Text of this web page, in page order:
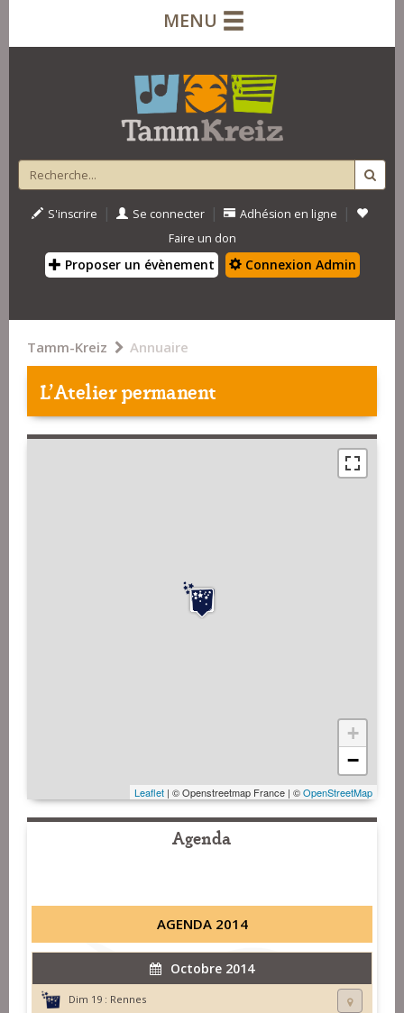
MENU
S'inscrire | Se connecter | Adhésion en ligne |
Faire un don
Proposer un évènement Connexion Admin
Tamm-Kreiz Annuaire
L'Atelier permanent
+
−
Leaflet | © Openstreetmap France | ©OpenStreetMap
Agenda
AGENDA 2014
Octobre 2014
Dim 19 : Rennes